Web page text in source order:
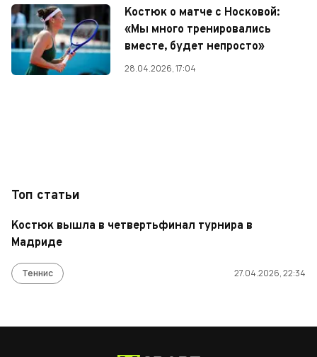
Костюк о матче с Носковой:
«Мы много тренировались
вместе, будет непросто»
28.04.2026, 17:04
Топ статьи
Костюк вышла в четвертьфинал турнира в
Мадриде
Теннис 27.04.2026, 22:34